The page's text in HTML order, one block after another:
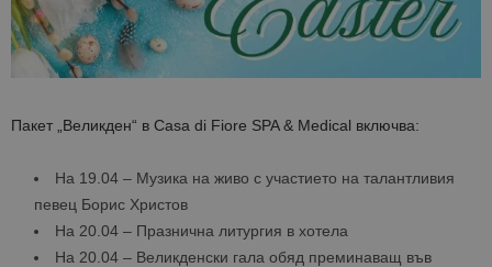
Пакет „Великден“ в Casa di Fiore SPA & Medical включва:
На 19.04 – Музика на живо с участието на талантливия
певец Борис Христов
На 20.04 – Празнична литургия в хотела
На 20.04 – Великденски гала обяд преминаващ във